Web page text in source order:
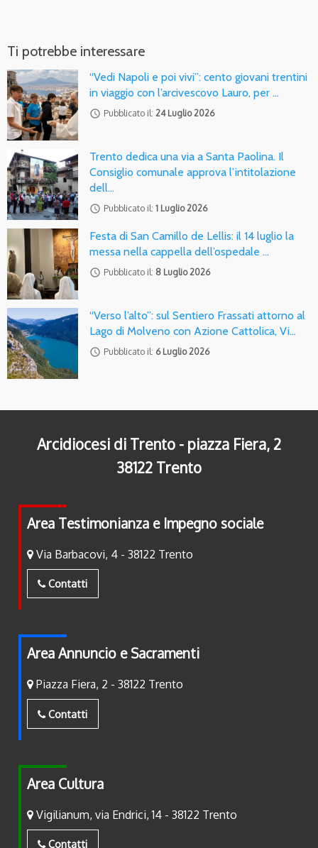
Ti potrebbe interessare
“Vedi Napoli e poi vivi”: cento giovani trentini
in viaggio con l’arcivescovo Lauro, per …
access_time Pubblicato il: 24 Luglio 2026
Trento dedica una via a Santa Paolina. Il
Consiglio comunale approva l’intitolazione
dell…
access_time Pubblicato il: 1 Luglio 2026
Festa di San Camillo de Lellis: il 14 luglio la
messa nella cappella dell’ospedale …
access_time Pubblicato il: 8 Luglio 2026
“Verso l’alto”: sul Sentiero Frassati attorno al
Lago di Molveno con Azione Cattolica, Vi…
access_time Pubblicato il: 6 Luglio 2026
Arcidiocesi di Trento - piazza Fiera, 2
38122 Trento
Area Testimonianza e Impegno sociale
Via Barbacovi, 4 - 38122 Trento
Contatti
Area Annuncio e Sacramenti
Piazza Fiera, 2 - 38122 Trento
Contatti
Area Cultura
Vigilianum, via Endrici, 14 - 38122 Trento
Contatti